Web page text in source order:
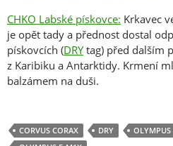
CHKO Labské pískovce: Krkavec
je opět tady a přednost dostal
pískovcích (DRYtag) před dalším
z Karibiku a Antarktidy. Krmení
balzámem na duši.
CORVUS CORAX DRY